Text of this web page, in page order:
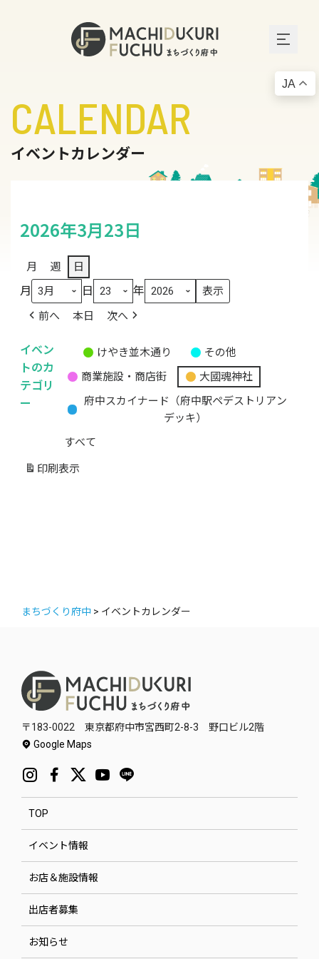
CALENDAR
イベントカレンダー
2026年3月23日
月 週 日
月 日 年
前へ 本日 次へ
イベン
トのカ
テゴリ
ー
題
カ
ゴ
リ
けやき並木通り
その他
商業施設・商店街
大國魂神社
府中スカイナード（府中駅ペデストリアン
デッキ）
すべて
印刷 表示
まちづくり府中 > イベントカレンダー
〒183-0022 東京都府中市宮西町2-8-3 野口ビル2階
Google Maps
TOP
イベント情報
お店＆施設情報
出店者募集
お知らせ
JA